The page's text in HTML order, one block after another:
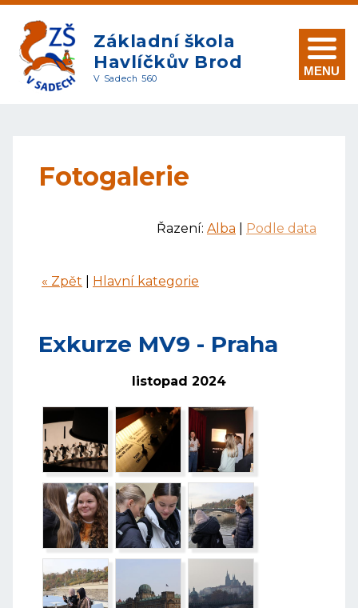
Základní škola
Havlíčkův Brod
V Sadech 560
MENU
Fotogalerie
Řazení: Alba Podle data
« Zpět Hlavní kategorie
Exkurze MV9 - Praha
listopad 2024